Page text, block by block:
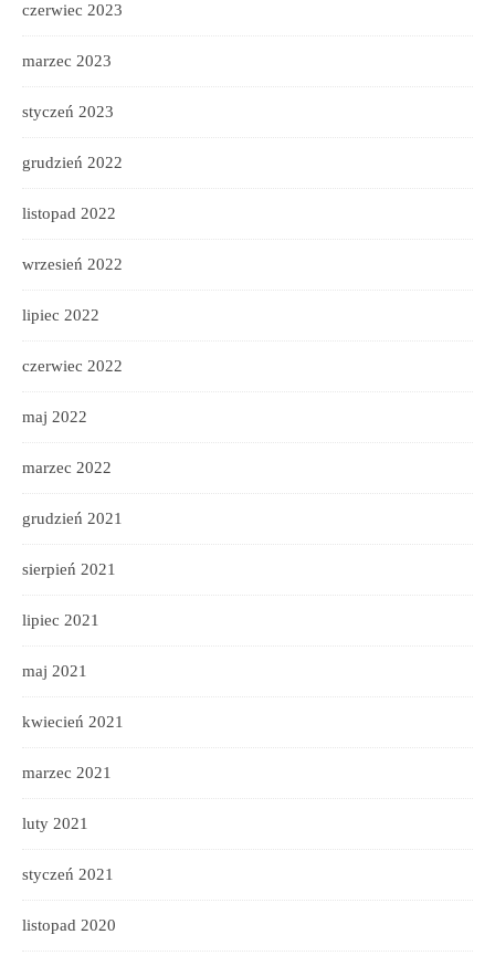
czerwiec 2023
marzec 2023
styczeń 2023
grudzień 2022
listopad 2022
wrzesień 2022
lipiec 2022
czerwiec 2022
maj 2022
marzec 2022
grudzień 2021
sierpień 2021
lipiec 2021
maj 2021
kwiecień 2021
marzec 2021
luty 2021
styczeń 2021
listopad 2020